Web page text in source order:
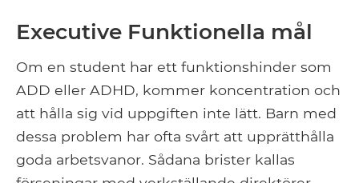
Executive Funktionella mål
Om en student har ett funktionshinder som
ADD eller ADHD, kommer koncentration och
att hålla sig vid uppgiften inte lätt. Barn med
dessa problem har ofta svårt att upprätthålla
goda arbetsvanor. Sådana brister kallas